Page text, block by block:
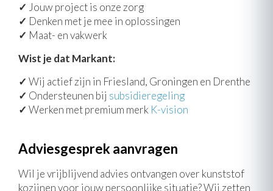
✓ Jouw project is onze zorg
✓ Denken met je mee in oplossingen
✓ Maat- en vakwerk
Wist je dat Markant:
✓ Wij actief zijn in Friesland, Groningen en Drenthe
✓ Ondersteunen bij subsidieregeling
✓ Werken met premium merk K-vision
Adviesgesprek aanvragen
Wil je vrijblijvend advies ontvangen over kunststof
kozijnen voor jouw persoonlijke situatie? Wij zetten